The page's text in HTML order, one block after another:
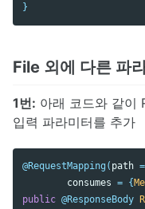
}
File 외에 다른 파
1번: 아래 코드와 같이
입력 파라미터를 추가
@RequestMapping ( path =
consumes = {
public @ResponseBody